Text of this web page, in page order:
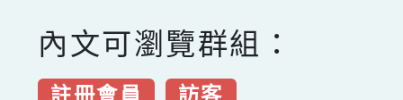
內文可瀏覽群組：
註冊會員 訪客